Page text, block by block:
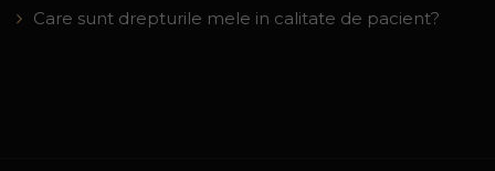
Care sunt drepturile mele in calitate de pacient?